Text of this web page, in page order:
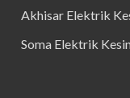
Akhisar Elektrik
Soma Elektrik